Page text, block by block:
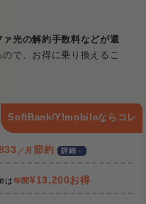
ァ光の解約手数料などが還
で、お得に乗り換えるこ
SoftBank/Y!mobileならコレ
／月節約 詳細
は年間¥13,200お得